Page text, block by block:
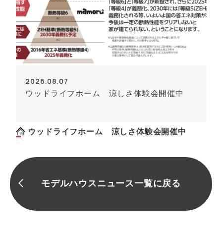
2026.08.07
ウッドライフホーム 涼しさ体験会開催中
ウッドライフホーム 涼しさ体験会開催中
モデルハウスニュース一覧に戻る